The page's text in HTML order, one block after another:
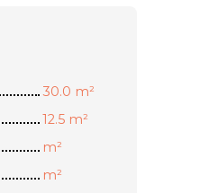
30.0 m²
12.5 m²
m²
m²